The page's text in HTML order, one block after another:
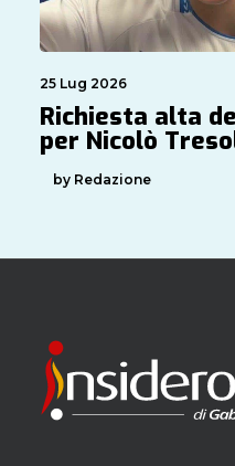
25 Lug 2026
Richiesta alta
per Nicolò
by Redazione